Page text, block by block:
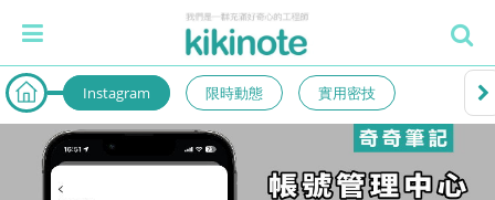
Instagram 限時動態 實用密技